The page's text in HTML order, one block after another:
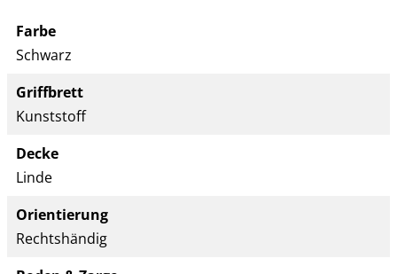
Farbe
Schwarz
Griffbrett
Kunststoff
Decke
Linde
Orientierung
Rechtshändig